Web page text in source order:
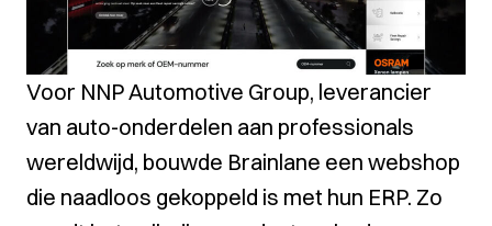
Voor NNP Automotive Group, leverancier
van auto-onderdelen aan professionals
wereldwijd, bouwde Brainlane een webshop
die naadloos gekoppeld is met hun ERP. Zo